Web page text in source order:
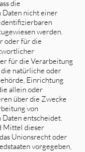
die
Daten nicht einer
werden.
oder für die
für die Verarbeitung
natürliche oder
Einrichtung
allein oder
über die Zwecke
von
entscheidet.
Mittel dieser
Unionsrecht oder
vorgegeben,